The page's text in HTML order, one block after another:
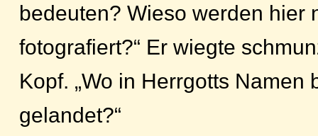
bedeuten? Wieso werden hier
fotografiert?“ Er wiegte
Kopf. „Wo in Herrgotts Namen
gelandet?“